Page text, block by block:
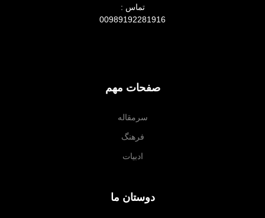
تماس :
00989192281916
صفحات مهم
سرمقاله
فرهنگ
ادبیات
دوستان ما